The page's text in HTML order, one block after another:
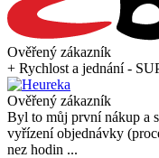
Ověřený zákazník
+ Rychlost a jednání -
Ověřený zákazník
Byl to můj první nákup a
vyřízení objednávky
nez hodin ...